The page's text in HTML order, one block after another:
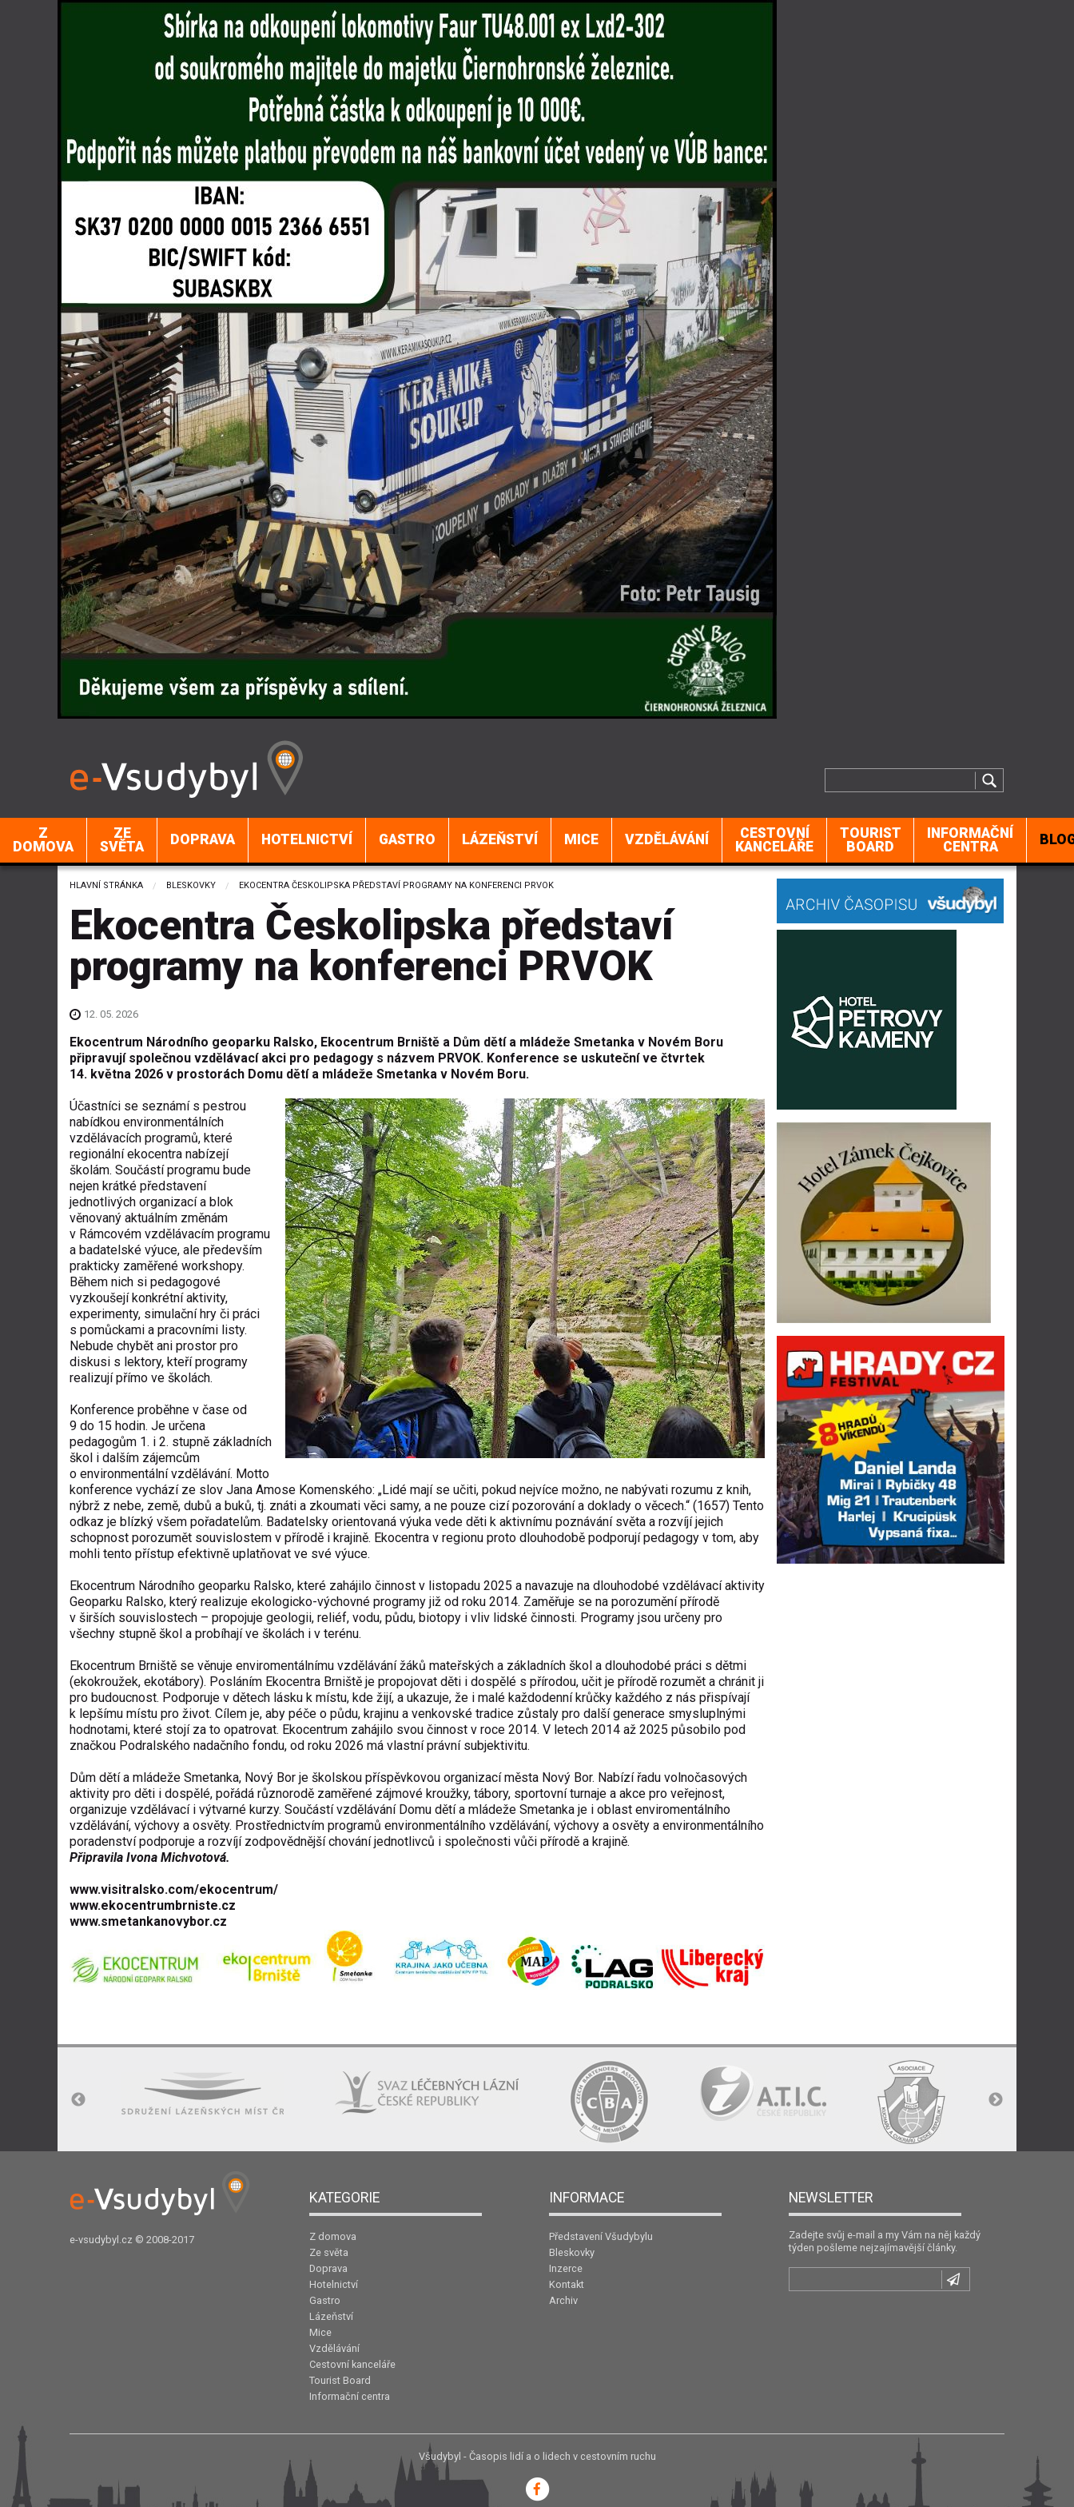
Z
DOMOVA
ZE
SVĚTA
DOPRAVA HOTELNICTVÍ GASTRO LÁZEŇSTVÍ MICE VZDĚLÁVÁNÍ
CESTOVNÍ
KANCELÁŘE
TOURIST
BOARD
INFORMAČNÍ
CENTRA
HLAVNÍ STRÁNKA BLESKOVKY CURRENT:
EKOCENTRA ČESKOLIPSKA PŘEDSTAVÍ PROGRAMY NA KONFERENCI PRVOK
Ekocentra Českolipska představí
programy na konferenci PRVOK
12. 05. 2026
Ekocentrum Národního geoparku Ralsko, Ekocentrum Brniště a Dům dětí a mládeže Smetanka v Novém Boru
připravují společnou vzdělávací akci pro pedagogy s názvem PRVOK. Konference se uskuteční ve čtvrtek
14. května 2026 v prosto­rách Domu dětí a mládeže Smetanka v Novém Boru.
Účastníci se seznámí s pestrou
nabídkou environmentálních
vzdělávacích programů, které
regionální ekocentra nabízejí
školám. Součástí programu bude
nejen krátké představení
jednotlivých organizací a blok
věnovaný aktuálním změnám
v Rámcovém vzdělávacím programu
a badatelské výuce, ale především
prakticky zaměřené workshopy.
Během nich si pedagogové
vyzkoušejí konkrétní aktivity,
experimenty, simulační hry či práci
s pomůckami a pracovními listy.
Nebude chybět ani prostor pro
diskusi s lektory, kteří programy
realizují přímo ve školách.
Konference proběhne v čase od
9 do 15 hodin. Je určena
pedagogům 1. i 2. stupně základních
škol i dalším zájemcům
o environmentální vzdělávání. Motto
konference vychází ze slov Jana Amose Komenského: „Lidé mají se učiti, pokud nejvíce možno, ne nabývati rozumu z knih,
nýbrž z nebe, země, dubů a buků, tj. znáti a zkoumati věci samy, a ne pouze cizí pozorování a doklady o věcech.“ (1657) Tento
odkaz je blízký všem pořadatelům. Badatelsky orientovaná výuka vede děti k aktivnímu poznávání světa a rozvíjí jejich
schopnost porozumět souvislostem v přírodě i krajině. Ekocentra v regionu proto dlouhodobě podporují pedagogy v tom, aby
mohli tento přístup efektivně uplatňovat ve své výuce.
Ekocentrum Národního geoparku Ralsko, které zahájilo činnost v listopadu 2025 a navazuje na dlouhodobé vzdělávací aktivity
Geoparku Ralsko, který realizuje ekologicko-výchovné programy již od roku 2014. Zaměřuje se na porozumění přírodě
v širších souvislostech – propojuje geologii, reliéf, vodu, půdu, biotopy i vliv lidské činnosti. Programy jsou určeny pro
všechny stupně škol a probíhají ve školách i v terénu.
Ekocentrum Brniště se věnuje enviromentálnímu vzdělávání žáků mateřských a základních škol a dlouhodobé práci s dětmi
(ekokroužek, ekotábory). Posláním Ekocentra Brniště je propojovat děti i dospělé s přírodou, učit je přírodě rozumět a chránit ji
pro budoucnost. Podporuje v dětech lásku k místu, kde žijí, a ukazuje, že i malé každodenní krůčky každého z nás přispívají
k lepšímu místu pro život. Cílem je, aby péče o půdu, krajinu a venkovské tradice zůstaly pro další generace smysluplnými
hodnotami, které stojí za to opatrovat. Ekocentrum zahájilo svou činnost v roce 2014. V letech 2014 až 2025 působilo pod
značkou Podralského nadačního fondu, od roku 2026 má vlastní právní subjektivitu.
Dům dětí a mládeže Smetanka, Nový Bor je školskou příspěvkovou organizací města Nový Bor. Nabízí řadu volnočasových
aktivity pro děti i dospělé, pořádá různorodě zaměřené zájmové kroužky, tábory, sportovní turnaje a akce pro veřejnost,
organizuje vzdělávací i výtvarné kurzy. Součástí vzdělávání Domu dětí a mládeže Smetanka je i oblast enviromentálního
vzdělávání, výchovy a osvěty. Prostřednictvím programů environmentálního vzdělávání, výchovy a osvěty a environmentálního
poradenství podporuje a rozvíjí zodpovědnější chování jednotlivců i společnosti vůči přírodě a krajině.
Připravila Ivona Michvotová.
www.visitralsko.com/ekocentrum/
www.ekocentrumbrniste.cz
www.smetankanovybor.cz
e-vsudybyl.cz © 2008-2017
KATEGORIE
Z domova
Ze světa
Doprava
Hotelnictví
Gastro
Lázeňství
Mice
Vzdělávání
Cestovní kanceláře
Tourist Board
Informační centra
INFORMACE
Představení Všudybylu
Bleskovky
Inzerce
Kontakt
Archiv
NEWSLETTER
Zadejte svůj e-mail a my Vám na něj každý
týden pošleme nejzajímavější články.
Všudybyl - Časopis lidí a o lidech v cestovním ruchu